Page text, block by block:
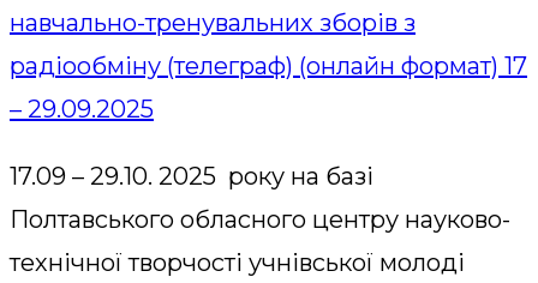
навчально-тренувальних зборів з
радіообміну (телеграф) (онлайн формат) 17
– 29.09.2025
17.09 – 29.10. 2025 року на базі
Полтавського обласного центру науково-
технічної творчості учнівської молоді